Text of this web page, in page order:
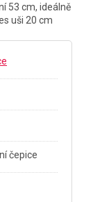
53 cm, ideálně
uši 20 cm
čepice